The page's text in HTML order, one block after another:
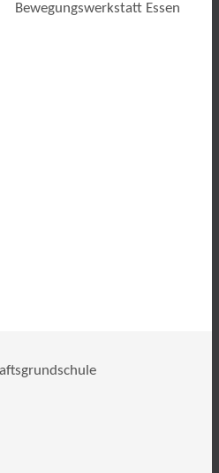
Bewegungswerkstatt Essen